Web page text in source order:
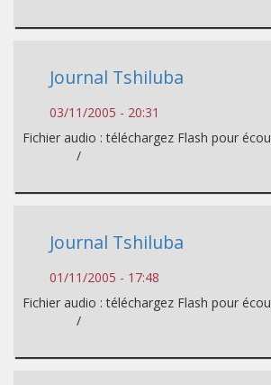
Journal Tshiluba
03/11/2005 - 20:31
Fichier audio : téléchargez Flash pour
/
Journal Tshiluba
01/11/2005 - 17:48
Fichier audio : téléchargez Flash pour
/